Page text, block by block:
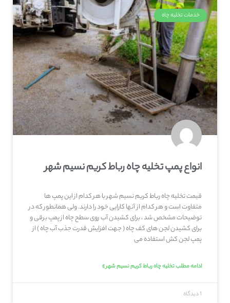
خدمات تخلیه چاه
انواع پمپ تخلیه چاه رباط کریم نسیم شهر
قیمت تخلیه چاه رباط کریم نسیم شهر با هر کدام از این پمپ ها
متفاوت است و هر کدام از آنها کارایی خود را دارند. ولی همانطور که در
توضیحات مشخص شد ، برای کشیدن آب روی سطح چاه از پمپ برقی و
برای کشیدن لجن های کف چاه ( جهت افزایش قدرت جذب آب چاه ) از
پمپ لجن کش استفاده می
ادامه مطلب تخلیه چاه رباط کریم نسیم شهر »
1 دیدگاه